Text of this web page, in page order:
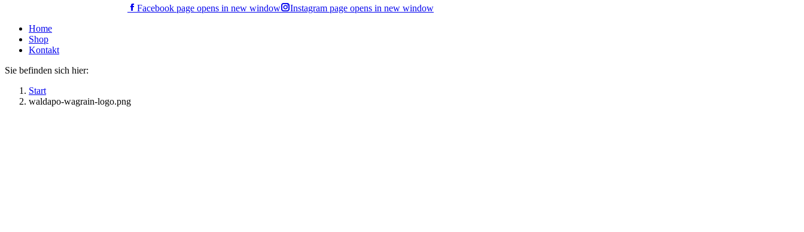
Facebook page opens in new window
Instagram page opens in new window
Home
Shop
Kontakt
Sie befinden sich hier:
Start
waldapo-wagrain-logo.png